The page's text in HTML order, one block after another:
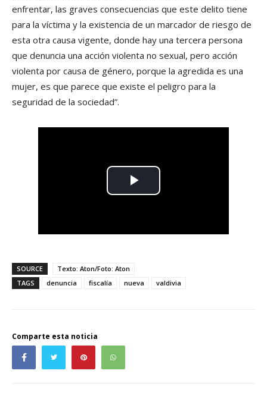
enfrentar, las graves consecuencias que este delito tiene
para la víctima y la existencia de un marcador de riesgo de
esta otra causa vigente, donde hay una tercera persona
que denuncia una acción violenta no sexual, pero acción
violenta por causa de género, porque la agredida es una
mujer, es que parece que existe el peligro para la
seguridad de la sociedad”.
SOURCE
Texto: Aton/Foto: Aton
TAGS
denuncia fiscalía nueva valdivia
Comparte esta noticia